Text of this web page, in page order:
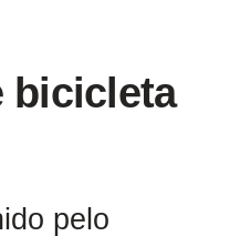
bicicleta
pelo